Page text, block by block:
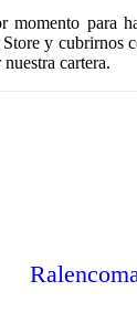
momento para
y cubrirnos
cartera.